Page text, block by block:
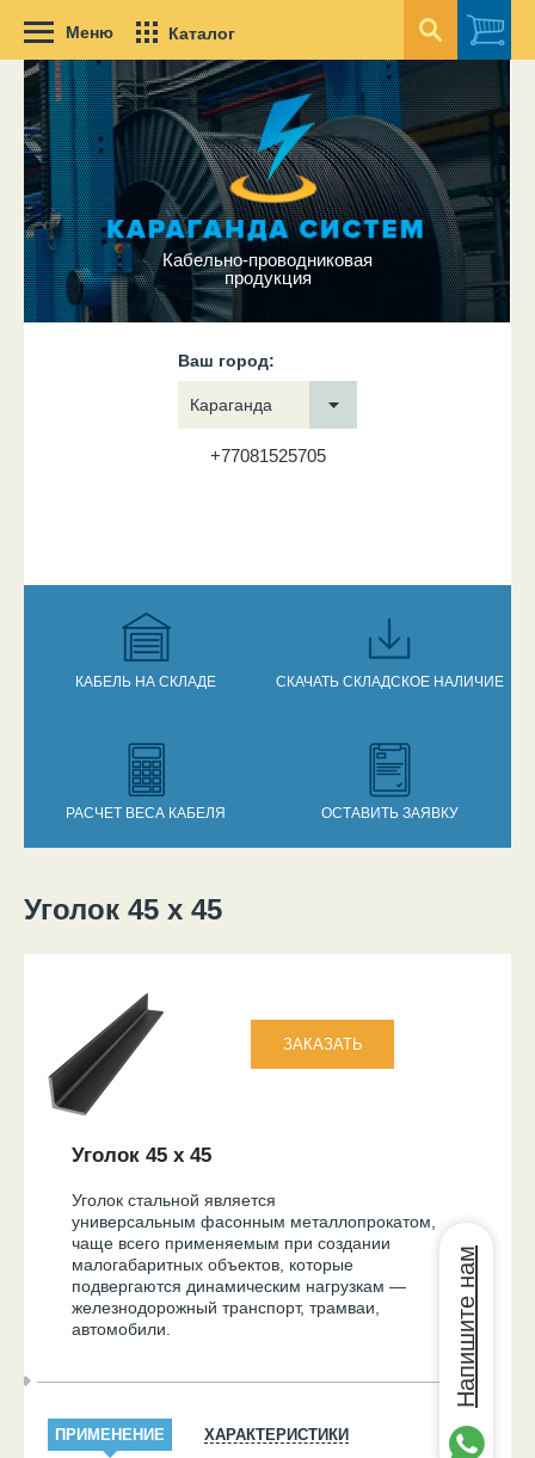
Меню Каталог
Кабельно-проводниковая
продукция
Ваш город:
Караганда
+77081525705
КАБЕЛЬ НА СКЛАДЕ СКАЧАТЬ СКЛАДСКОЕ НАЛИЧИЕ
РАСЧЕТ ВЕСА КАБЕЛЯ ОСТАВИТЬ ЗАЯВКУ
Вы здесь
Уголок 45 х 45
Уголок 45 х 45
Уголок стальной является
универсальным фасонным металлопрокатом,
чаще всего применяемым при создании
малогабаритных объектов, которые
подвергаются динамическим нагрузкам —
железнодорожный транспорт, трамваи,
автомобили.
ПРИМЕНЕНИЕ
ХАРАКТЕРИСТИКИ
Напишите нам